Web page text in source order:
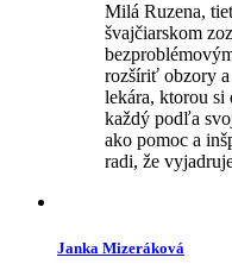
Milá Ruzena,
švajčiarskom
rozšíriť obzory
lekára, ktorou si
každý podľa
ako pomoc a
radi, že
Janka Mizeráková